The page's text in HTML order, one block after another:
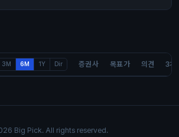
3M 6M 1Y Dir 증권사 목표가 의견 3개
Big Pick. All rights reserved.